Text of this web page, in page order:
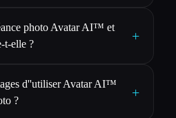
photo Avatar AI™ et
t-elle ?
+
d''utiliser Avatar AI™
?
+